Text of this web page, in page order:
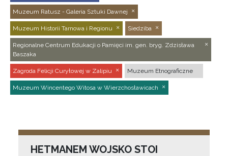
Muzeum Ratusz - Galeria Sztuki Dawnej
Muzeum Historii Tarnowa i Regionu Siedziba
Regionalne Centrum Edukacji o Pamięci im. gen. bryg. Zdzisława
Baszaka
Zagroda Felicji Curyłowej w Zalipiu Muzeum Etnograficzne
Muzeum Wincentego Witosa w Wierzchosławicach
HETMANEM WOJSKO STOI